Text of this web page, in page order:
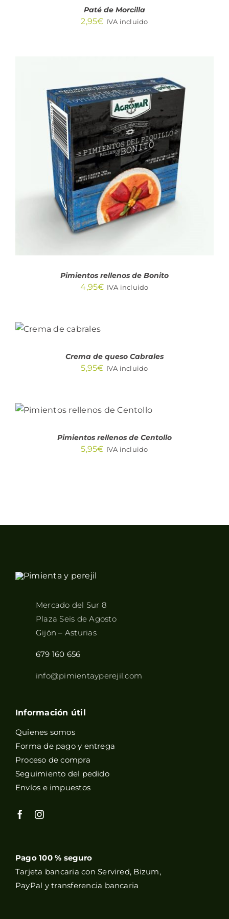
Paté de Morcilla
2,95€ IVA incluido
AÑADIR AL CARRITO
/
DETALLES
Pimientos rellenos de Bonito
4,95€ IVA incluido
CARRITO
Crema de queso Cabrales
5,95€ IVA incluido
AÑADIR AL CARRITO
/
Pimientos rellenos de Centollo
5,95€ IVA incluido
Mercado del Sur 8
Plaza Seis de Agosto
Gijón – Asturias
679 160 656
info@pimientayperejil.com
Información útil
Quienes somos
Forma de pago y entrega
Proceso de compra
Seguimiento del pedido
Envíos e impuestos
Pago 100 % seguro
Tarjeta bancaria con Servired, Bizum,
PayPal y transferencia bancaria